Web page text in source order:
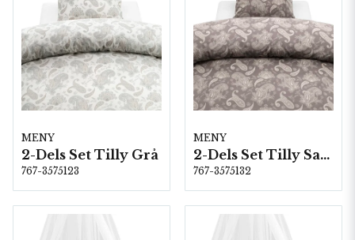
MENY
2-Dels Set Tilly Grå
767-3575123
MENY
2-Dels Set Tilly Sand
767-3575132